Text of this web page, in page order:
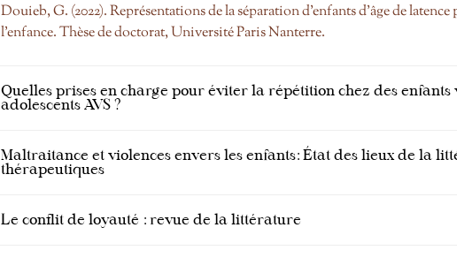
Douieb, G. (2022). Représentations de la séparation d’enfants d’âge de
l’enfance. Thèse de doctorat, Université Paris Nanterre.
Quelles prises en charge pour éviter la répétition chez des enfants
adolescents AVS ?
Maltraitance et violences envers les enfants: État des lieux de la
thérapeutiques
Le conflit de loyauté : revue de la littérature